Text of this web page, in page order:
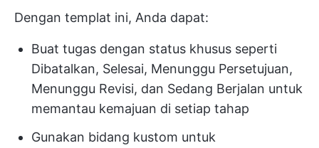
Dengan templat ini, Anda dapat:
Buat tugas dengan status khusus seperti
Dibatalkan, Selesai, Menunggu Persetujuan,
Menunggu Revisi, dan Sedang Berjalan untuk
memantau kemajuan di setiap tahap
Gunakan bidang kustom untuk